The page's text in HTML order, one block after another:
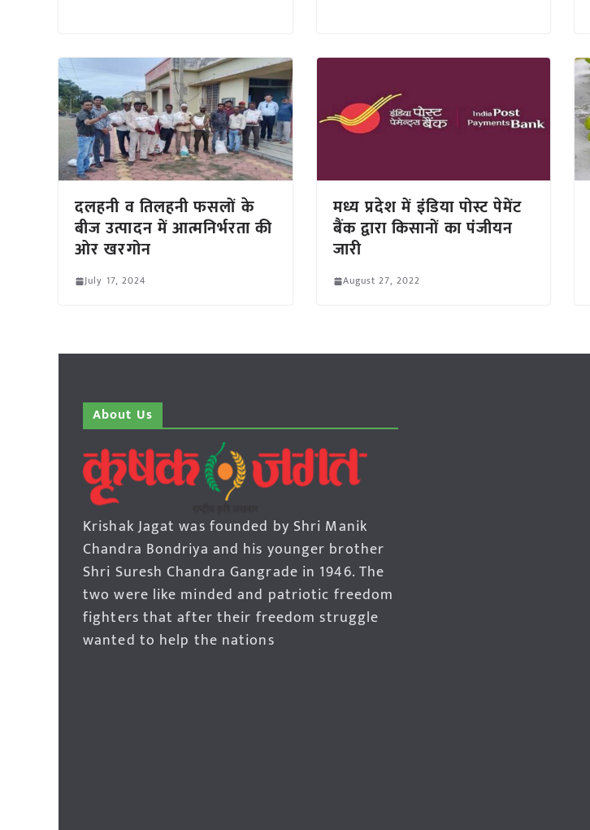
दलहनी व तिलहनी फसलों के
बीज उत्पादन में आत्मनिर्भरता की
ओर खरगोन
July 17, 2024
मध्य प्रदेश में इंडिया पोस्ट पेमेंट
बैंक द्वारा किसानों का पंजीयन
जारी
August 27, 2022
About Us
Krishak Jagat was founded by Shri Manik
Chandra Bondriya and his younger brother
Shri Suresh Chandra Gangrade in 1946. The
two were like minded and patriotic freedom
fighters that after their freedom struggle
wanted to help the nations